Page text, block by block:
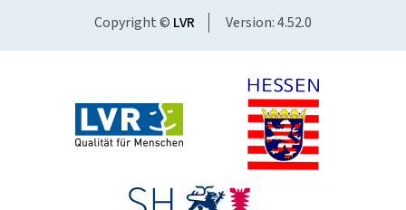
Copyright © LVR Version: 4.52.0